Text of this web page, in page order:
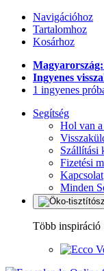
Navigációhoz
Tartalomhoz
Kosárhoz
Ingyenes
1 ingyenes
Segítség
Hol van a
Szállítási
Fizetési
Kapcsolat
Minden
Több inspiráció